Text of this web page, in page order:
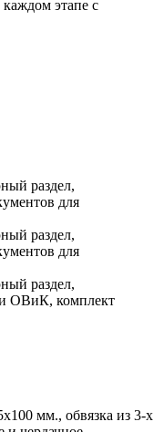
этапе с
раздел,
для
раздел,
для
раздел,
ОВиК, комплект
мм., обвязка из 3-х